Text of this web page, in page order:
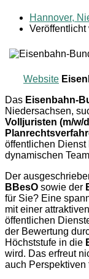
Hannover,
Veröffentlicht
Website
Das Eisenbahn-
Niedersachsen,
Volljuristen (m/w/
öffentlichen Dienst
dynamischen
Der
BBesO sowie der
für Sie? Eine
mit einer
öffentlichen
der Bewertung
Höchststufe in die
wird. Das erfreut
auch Perspektiven